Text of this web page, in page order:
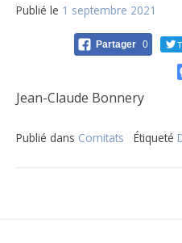
Publié le 1 septembre 2021
Partager 0
Jean-Claude Bonnery
Publié dans Comitats Étiqueté